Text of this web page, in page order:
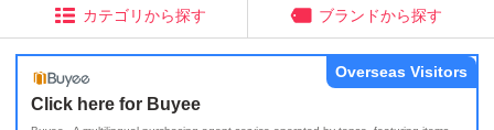
カテゴリから探す ブランドから探す
Click here for Buyee
Overseas Visitors